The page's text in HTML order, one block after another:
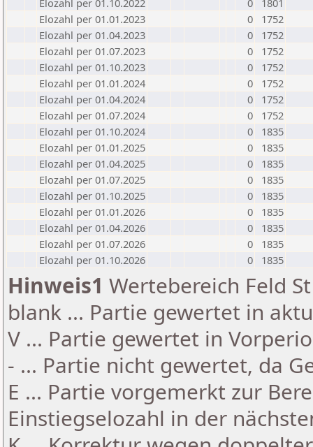
Elozahl per 01.10.2022
0
1801
Elozahl per 01.01.2023
0
1752
Elozahl per 01.04.2023
0
1752
Elozahl per 01.07.2023
0
1752
Elozahl per 01.10.2023
0
1752
Elozahl per 01.01.2024
0
1752
Elozahl per 01.04.2024
0
1752
Elozahl per 01.07.2024
0
1752
Elozahl per 01.10.2024
0
1835
Elozahl per 01.01.2025
0
1835
Elozahl per 01.04.2025
0
1835
Elozahl per 01.07.2025
0
1835
Elozahl per 01.10.2025
0
1835
Elozahl per 01.01.2026
0
1835
Elozahl per 01.04.2026
0
1835
Elozahl per 01.07.2026
0
1835
Elozahl per 01.10.2026
0 1835
Hinweis1 Wertebereich Feld
blank ... Partie gewertet in
V ... Partie gewertet in
- ... Partie nicht gewertet, da
E ... Partie vorgemerkt zur
Einstiegselozahl in der